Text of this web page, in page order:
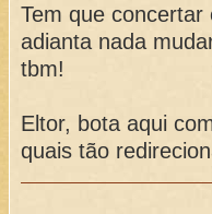
Tem que
adianta nada
tbm!
Eltor, bota aqui
quais tão